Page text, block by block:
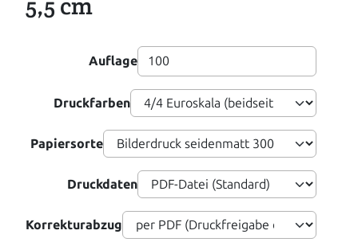
Auflage
Druckfarben
Papiersorte
Druckdaten
Korrekturabzug